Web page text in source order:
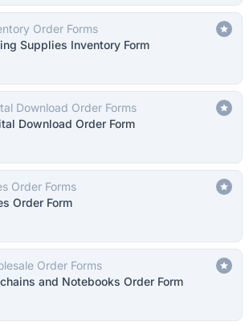
Order Forms
Supplies Inventory Form
Download Order Forms
Download Order Form
Order Forms
Order Form
Order Forms
and Notebooks Order Form